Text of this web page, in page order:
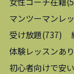
マンツーマンレ
受け放題(737)
体験レッスンあり
初心者向けで安い